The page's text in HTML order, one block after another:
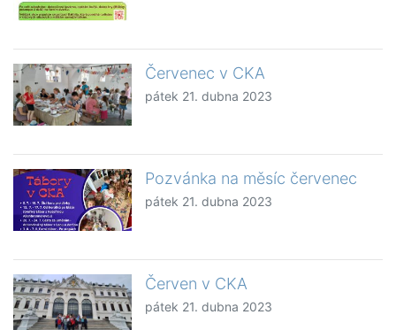
Červenec v CKA
pátek 21. dubna 2023
Pozvánka na měsíc červenec
pátek 21. dubna 2023
Červen v CKA
pátek 21. dubna 2023